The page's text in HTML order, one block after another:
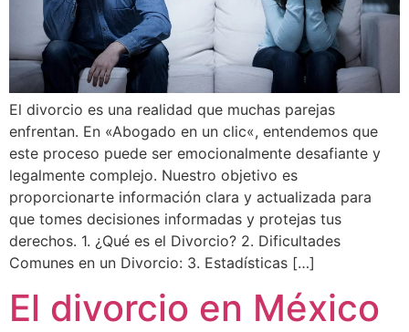
El divorcio es una realidad que muchas parejas
enfrentan. En «Abogado en un clic«, entendemos que
este proceso puede ser emocionalmente desafiante y
legalmente complejo. Nuestro objetivo es
proporcionarte información clara y actualizada para
que tomes decisiones informadas y protejas tus
derechos. 1. ¿Qué es el Divorcio? 2. Dificultades
Comunes en un Divorcio: 3. Estadísticas […]
El divorcio en México